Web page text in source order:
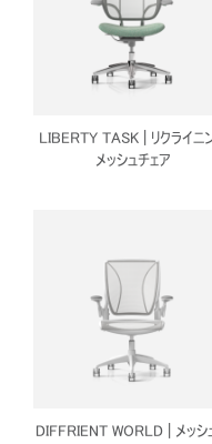
あなたの場
サインイン
パスワードを忘れた
Select
Region
LIBERTY TASK | リクライニ
メッシュチェア
DIFFRIENT WORLD | メッシ